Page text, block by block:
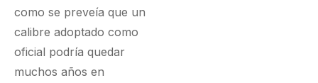
como se preveía que un
calibre adoptado como
oficial podría quedar
muchos años en